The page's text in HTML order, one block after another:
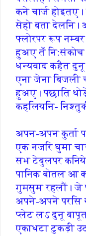
कने चार्ज
सेहो बता
फ्लोरपर रूप
हुअए तँ
धन्‍यवाद कहैत
एना जेना
हुअए। पछाति‍
कहलि‍यनि‍-
अपन-अपन कुर्ता
एक नजरि‍ घुमा
सभ टेबुलपर
पानि‍क बोतल आ
गुमसुम रहलौं।
अपने-अपने परसि‍
प्‍लेट लऽ दुनू
एकाधटा टुकड़ी